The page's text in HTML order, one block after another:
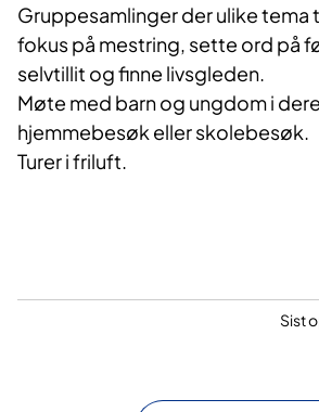
Gruppesamlinger der ulike tema
fokus på mestring, sette ord på
selvtillit og finne livsgleden.
Møte med barn og ungdom i
hjemmebesøk eller skolebesøk.
Turer i friluft.
Sist